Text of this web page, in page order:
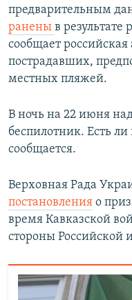
предварительным
ранены в результате
сообщает
пострадавших,
местных пляжей.
В ночь на 22 июня
беспилотник. Есть
сообщается.
Верховная Рада
постановления о
время Кавказской
стороны Российской